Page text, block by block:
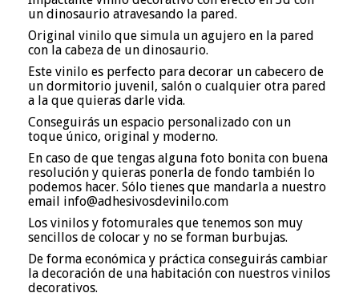
un dinosaurio atravesando la pared.
Original vinilo que simula un agujero en la pared
con la cabeza de un dinosaurio.
Este vinilo es perfecto para decorar un cabecero de
un dormitorio juvenil, salón o cualquier otra pared
a la que quieras darle vida.
Conseguirás un espacio personalizado con un
toque único, original y moderno.
En caso de que tengas alguna foto bonita con buena
resolución y quieras ponerla de fondo también lo
podemos hacer. Sólo tienes que mandarla a nuestro
email info@adhesivosdevinilo.com
Los vinilos y fotomurales que tenemos son muy
sencillos de colocar y no se forman burbujas.
De forma económica y práctica conseguirás cambiar
la decoración de una habitación con nuestros vinilos
decorativos.